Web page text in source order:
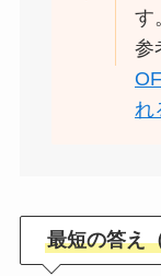
す
参
れ
最短の答え